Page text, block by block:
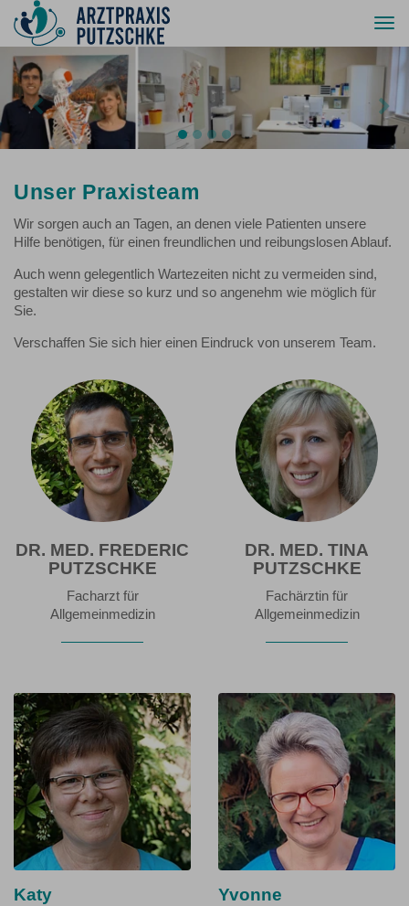
Previous
Unser Praxisteam
Wir sorgen auch an Tagen, an denen viele Patienten unsere
Hilfe benötigen, für einen freundlichen und reibungslosen Ablauf.
Auch wenn gelegentlich Wartezeiten nicht zu vermeiden sind,
gestalten wir diese so kurz und so angenehm wie möglich für
Sie.
Verschaffen Sie sich hier einen Eindruck von unserem Team.
DR. MED. FREDERIC
PUTZSCHKE
Facharzt für
Allgemeinmedizin
DR. MED. TINA
PUTZSCHKE
Fachärztin für
Allgemeinmedizin
Katy Yvonne